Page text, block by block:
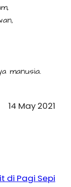
manusia.
14 May 2021
di Pagi Sepi